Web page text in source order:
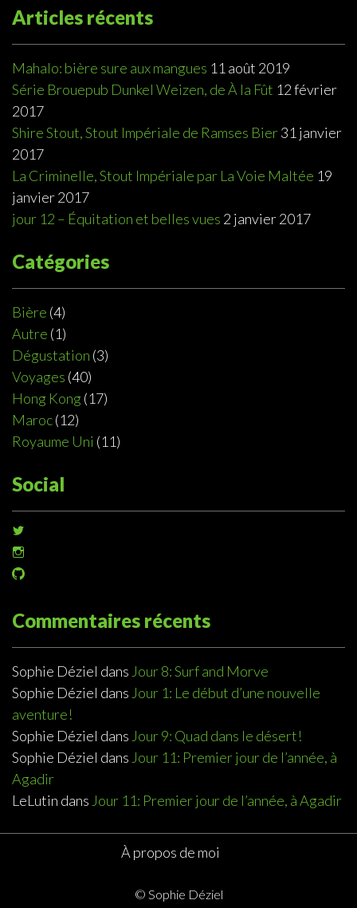
Articles récents
Mahalo: bière sure aux mangues 11 août 2019
Série Brouepub Dunkel Weizen, de À la Fût 12 février
2017
Shire Stout, Stout Impériale de Ramses Bier31 janvier
2017
La Criminelle, Stout Impériale par La Voie Maltée 19
janvier 2017
jour 12 – Équitation et belles vues 2 janvier 2017
Catégories
Bière (4)
Autre (1)
Dégustation (3)
Voyages (40)
Hong Kong (17)
Maroc(12)
Royaume Uni (11)
Social
de
@sophiedeziel
profil
sur
Instagram
Voir
de
@sophiedeziel
GitHub
Commentaires récents
Sophie Déziel dans Jour 8: Surf and Morve
Sophie Déziel dans Jour 1: Le début d’une nouvelle
aventure!
Sophie Déziel dans Jour 9: Quad dans le désert!
Sophie Déziel dans Jour 11: Premier jour de l’année, à
Agadir
LeLutin dans Jour 11: Premier jour de l’année, à Agadir
À propos de moi
© Sophie Déziel